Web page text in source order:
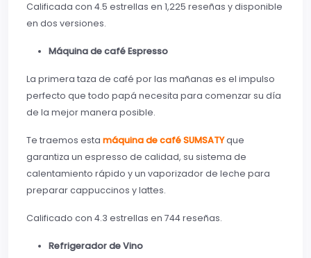
Calificada con 4.5 estrellas en 1,225 reseñas y disponible
en dos versiones.
Máquina de café Espresso
La primera taza de café por las mañanas es el impulso
perfecto que todo papá necesita para comenzar su día
de la mejor manera posible.
Te traemos esta máquina de café SUMSATYque
garantiza un espresso de calidad, su sistema de
calentamiento rápido y un vaporizador de leche para
preparar cappuccinos y lattes.
Calificado con 4.3 estrellas en 744 reseñas.
Refrigerador de Vino